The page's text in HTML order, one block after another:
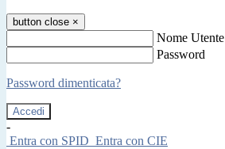
button close ×
Nome Utente
Password
Password dimenticata?
-
Entra con SPID Entra con CIE